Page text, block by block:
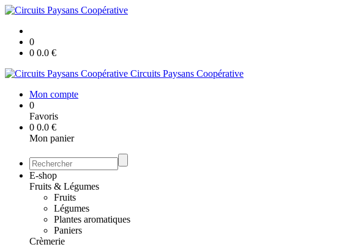
0
0 0.0 €
Circuits Paysans Coopérative
Mon compte
0
Favoris
0 0.0 €
Mon panier
E-shop
Fruits & Légumes
Fruits
Légumes
Plantes aromatiques
Paniers
Crèmerie